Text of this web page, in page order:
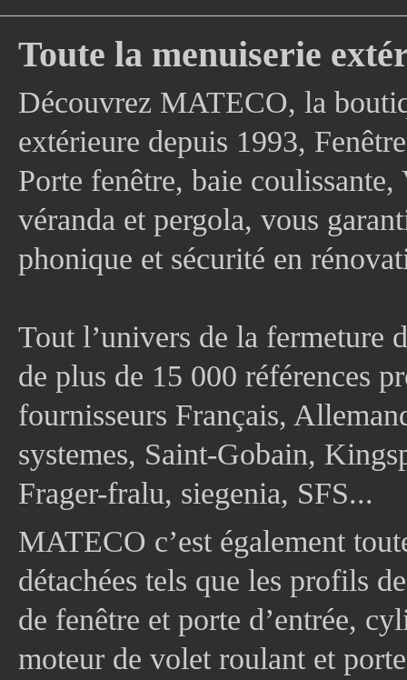
Toute la menuiserie
Découvrez MATECO, la
extérieure depuis 1993,
Porte fenêtre, baie
véranda et pergola, vous
phonique et sécurité en
Tout l’univers de la fermeture
de plus de 15 000 références
fournisseurs Français,
systemes, Saint-Gobain,
Frager-fralu, siegenia, SFS...
MATECO c’est également
détachées tels que les profils
de fenêtre et porte d’entrée,
moteur de volet roulant et